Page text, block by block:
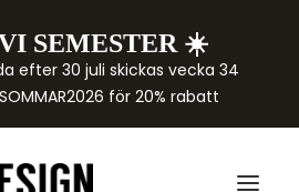
SEMESTER ☀️
efter 30 juli skickas vecka 34
för 20% rabatt